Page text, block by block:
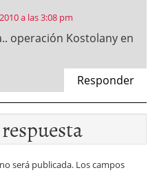
a las 3:08 pm
operación Kostolany en
Responder
será publicada. Los campos